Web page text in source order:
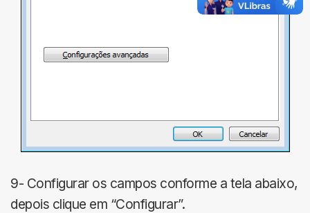
9- Configurar os campos conforme a tela abaixo,
depois clique em “Configurar”.